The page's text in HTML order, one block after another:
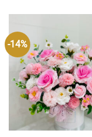
-14%